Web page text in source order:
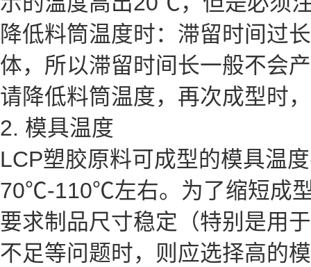
降低料筒温度时：滞留时间过
体，所以滞留时间长一般不会
请降低料筒温度，再次成型时
2. 模具温度
LCP塑胶原料可成型的模具温
70℃-110℃左右。为了缩短成
要求制品尺寸稳定（特别是用
不足等问题时，则应选择高的